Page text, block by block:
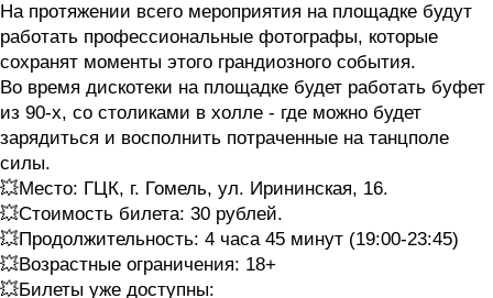
На протяжении всего мероприятия на площадке будут
работать профессиональные фотографы, которые
сохранят моменты этого грандиозного события.
Во время дискотеки на площадке будет работать буфет
из 90-х, со столиками в холле - где можно будет
зарядиться и восполнить потраченные на танцполе
силы.
💥Место: ГЦК, г. Гомель, ул. Ирининская, 16.
💥Стоимость билета: 30 рублей.
💥Продолжительность: 4 часа 45 минут (19:00-23:45)
💥Возрастные ограничения: 18+
💥Билеты уже доступны: